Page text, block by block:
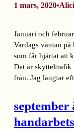
1 mars, 2020•
Januari och
Vardags väntan
som får hjärtat att
Det är skytteltrafik
från. Jag längtar
september